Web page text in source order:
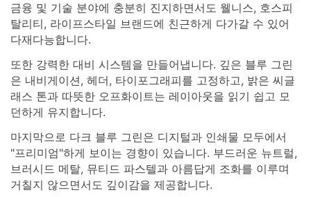
금융 및 기술 분야에 충분히 진지하면서도 웰니스, 호스피
탈리티, 라이프스타일 브랜드에 친근하게 다가갈 수 있어
다재다능합니다.
또한 강력한 대비 시스템을 만들어냅니다. 깊은 블루 그린
은 내비게이션, 헤더, 타이포그래피를 고정하고, 밝은 씨글
래스 톤과 따뜻한 오프화이트는 레이아웃을 읽기 쉽고 모
던하게 유지합니다.
마지막으로 다크 블루 그린은 디지털과 인쇄물 모두에서
"프리미엄"하게 보이는 경향이 있습니다. 부드러운 뉴트럴,
브러시드 메탈, 뮤티드 파스텔과 아름답게 조화를 이루며
거칠지 않으면서도 깊이감을 제공합니다.